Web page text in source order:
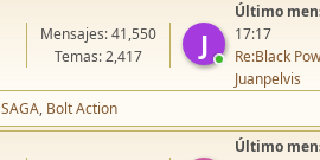
J
Mensajes: 41,550
Temas: 2,417
Último
17:17
Re:Black
Juanpelvis
SAGA Bolt Action
Último